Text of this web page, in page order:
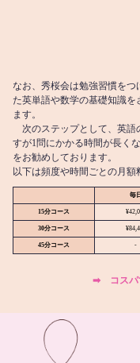
なお、秀桜会は勉強習慣を
た英単語や数学の基礎知識を
ます。
次のステップとして、英語
すが1問にかかる時間が長く
をお勧めしております。
以下は頻度や時間ごとの月額
毎日
15分コース
30分コース
45分コース -
➡︎ コスパ